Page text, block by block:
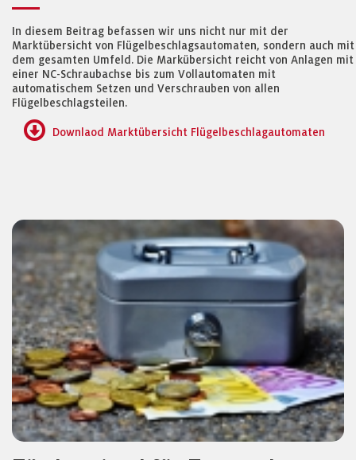
In diesem Beitrag befassen wir uns nicht nur mit der
Marktübersicht von Flügelbeschlagsautomaten, sondern auch mit
dem gesamten Umfeld. Die Markübersicht reicht von Anlagen mit
einer NC-Schraubachse bis zum Vollautomaten mit
automatischem Setzen und Verschrauben von allen
Flügelbeschlagsteilen.
Downlaod Marktübersicht Flügelbeschlagautomaten